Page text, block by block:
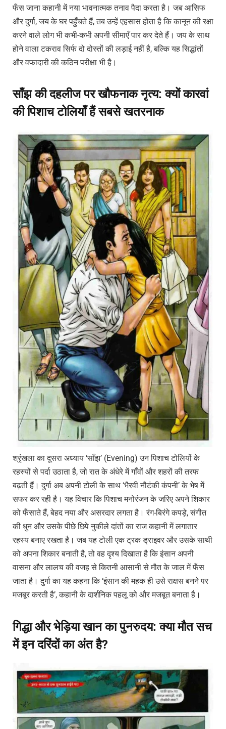
फँस जाना कहानी में नया भावनात्मक तनाव पैदा करता है। जब आसिफ
और दुर्गा, जय के घर पहुँचते हैं, तब उन्हें एहसास होता है कि कानून की रक्षा
करने वाले लोग भी कभी-कभी अपनी सीमाएँ पार कर देते हैं। जय के साथ
होने वाला टकराव सिर्फ दो दोस्तों की लड़ाई नहीं है, बल्कि यह सिद्धांतों
और वफादारी की कठिन परीक्षा भी है।
साँझ की दहलीज पर खौफनाक नृत्य: क्यों कारवां
की पिशाच टोलियाँ हैं सबसे खतरनाक
श्रृंखला का दूसरा अध्याय ‘साँझ’ (Evening) उन पिशाच टोलियों के
रहस्यों से पर्दा उठाता है, जो रात के अंधेरे में गाँवों और शहरों की तरफ
बढ़ती हैं। दुर्गा अब अपनी टोली के साथ ‘भैरवी नौटंकी कंपनी’ के भेष में
सफर कर रही है। यह विचार कि पिशाच मनोरंजन के जरिए अपने शिकार
को फँसाते हैं, बेहद नया और असरदार लगता है। रंग-बिरंगे कपड़े, संगीत
की धुन और उसके पीछे छिपे नुकीले दांतों का राज कहानी में लगातार
रहस्य बनाए रखता है। जब यह टोली एक ट्रक ड्राइवर और उसके साथी
को अपना शिकार बनाती है, तो वह दृश्य दिखाता है कि इंसान अपनी
वासना और लालच की वजह से कितनी आसानी से मौत के जाल में फँस
जाता है। दुर्गा का यह कहना कि ‘इंसान की महक ही उसे राक्षस बनने पर
मजबूर करती है’, कहानी के दार्शनिक पहलू को और मजबूत बनाता है।
गिद्धा और भेड़िया खान का पुनरुदय: क्या मौत सच
में इन दरिंदों का अंत है?